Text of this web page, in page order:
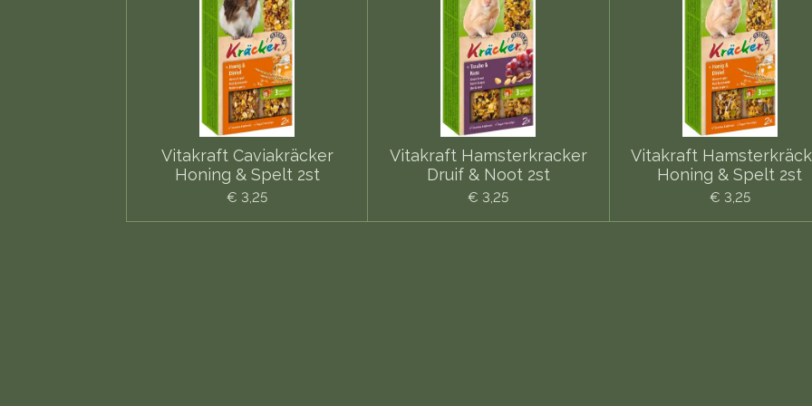
Vitakraft Caviakräcker
Honing & Spelt 2st
€ 3,25
Vitakraft Hamsterkracker
Druif & Noot 2st
€ 3,25
Vitakraft
Honing & Spelt 2st
€ 3,25